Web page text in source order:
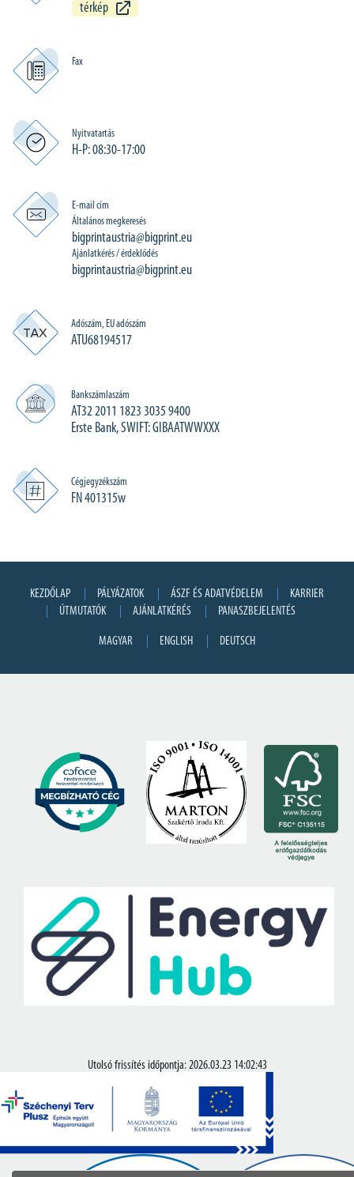
térkép
Fax
Nyitvatartás
H-P: 08:30-17:00
E-mail cím
Általános megkeresés
bigprintaustria@bigprint.eu
Ajánlatkérés / érdeklődés
bigprintaustria@bigprint.eu
Adószám, EU adószám
ATU68194517
Bankszámlaszám
AT32 2011 1823 3035 9400
Erste Bank, SWIFT: GIBAATWWXXX
Cégjegyzékszám
FN 401315w
KEZDŐLAP PÁLYÁZATOK ÁSZF ÉS ADATVÉDELEM
KARRIER
ÚTMUTATÓK
AJÁNLATKÉRÉS PANASZBEJELENTÉS
MAGYAR ENGLISH DEUTSCH
Utolsó frissítés időpontja: 2026.03.23 14:02:43
© Copyright 2020-2026.